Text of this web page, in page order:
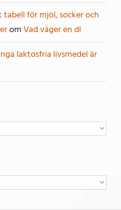
för mjöl, socker och
omVad väger en dl
laktosfria livsmedel är